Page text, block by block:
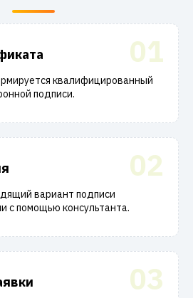
01
квалифицированный
подписи.
02
вариант подписи
с помощью консультанта.
03